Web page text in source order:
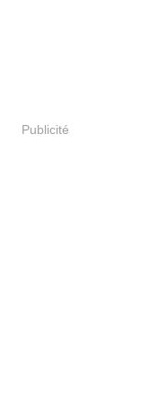
Publicité